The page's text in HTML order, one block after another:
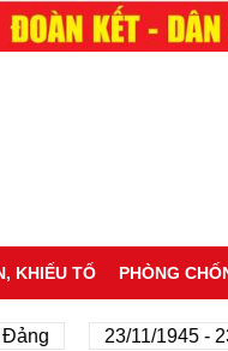
KHIẾU TỐ PHÒNG
23/11/1945 - 23/